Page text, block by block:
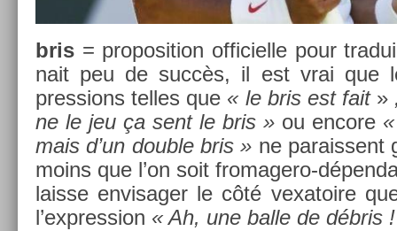
bris = pro­posi­tion of­ficiel­le pour
nait peu de succès, il est vrai que
press­ions tel­les que « le bris est fait»
ne le jeu ça sent le bris » ou en­core
mais d’un doub­le bris » ne para­is­sent
moins que l’on soit fromagero-
lais­se en­visag­er le côté vexatoire
l’express­ion « Ah, une balle de débris